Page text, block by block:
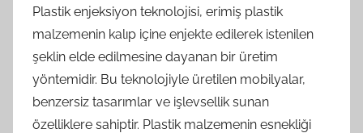
Plastik enjeksiyon teknolojisi, erimiş plastik
malzemenin kalıp içine enjekte edilerek istenilen
şeklin elde edilmesine dayanan bir üretim
yöntemidir. Bu teknolojiyle üretilen mobilyalar,
benzersiz tasarımlar ve işlevsellik sunan
özelliklere sahiptir. Plastik malzemenin esnekliği